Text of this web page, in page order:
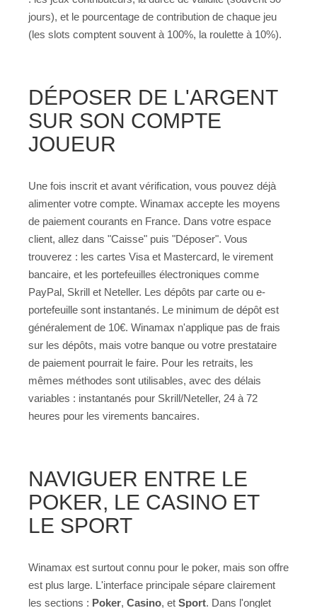
jours), et le pourcentage de contribution de chaque jeu
(les slots comptent souvent à 100%, la roulette à 10%).
DÉPOSER DE L'ARGENT
SUR SON COMPTE
JOUEUR
Une fois inscrit et avant vérification, vous pouvez déjà
alimenter votre compte. Winamax accepte les moyens
de paiement courants en France. Dans votre espace
client, allez dans "Caisse" puis "Déposer". Vous
trouverez : les cartes Visa et Mastercard, le virement
bancaire, et les portefeuilles électroniques comme
PayPal, Skrill et Neteller. Les dépôts par carte ou e-
portefeuille sont instantanés. Le minimum de dépôt est
généralement de 10€. Winamax n'applique pas de frais
sur les dépôts, mais votre banque ou votre prestataire
de paiement pourrait le faire. Pour les retraits, les
mêmes méthodes sont utilisables, avec des délais
variables : instantanés pour Skrill/Neteller, 24 à 72
heures pour les virements bancaires.
NAVIGUER ENTRE LE
POKER, LE CASINO ET
LE SPORT
Winamax est surtout connu pour le poker, mais son offre
est plus large. L'interface principale sépare clairement
les sections : Poker, Casino, et Sport. Dans l'onglet